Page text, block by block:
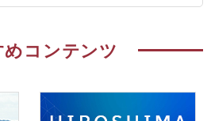
コンテンツ